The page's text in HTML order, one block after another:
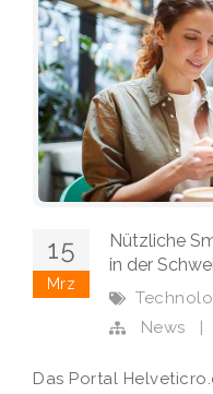
15
Mrz
Nützliche
in der
News
Das Portal